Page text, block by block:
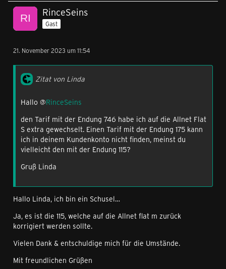
RinceSeins
Gast
21. November 2023 um 11:54
Zitat von Linda
Hallo @RinceSeins
den Tarif mit der Endung 746 habe ich auf die Allnet Flat
S extra gewechselt. Einen Tarif mit der Endung 175 kann
ich in deinem Kundenkonto nicht finden, meinst du
vielleicht den mit der Endung 115?
Gruß Linda
Hallo Linda, ich bin ein Schusel…
Ja, es ist die 115, welche auf die Allnet flat m zurück
korrigiert werden sollte.
Vielen Dank & entschuldige mich für die Umstände.
Mit freundlichen Grüßen